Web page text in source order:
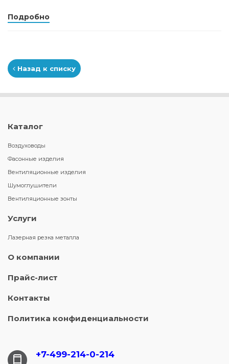
Подробно
Назад к списку
Каталог
Воздуховоды
Фасонные изделия
Вентиляционные изделия
Шумоглушители
Вентиляционные зонты
Услуги
Лазерная резка металла
О компании
Прайс-лист
Контакты
Политика конфиденциальности
+7-499-214-0-214